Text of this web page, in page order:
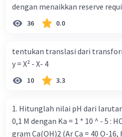
dengan menaikkan reserve
dengan menurunkan reserve
Ekspansif dengan menaikkan
ceteris paribus maka .... a.
bentuk kurva jumlah uang
dari kiri bawah ke kanan atas
uang) naik dari kiri bawah ke
meningkat di mana bentuk
(penawaran uang) naik dari kiri
36 0.0
tentukan translasi dari
y = X² - X- 4
10 3.3
1. Hitunglah nilai pH dari larutan asam
0,1 M dengan Ka = 1 * 10 ^ - 5 : HCI 0,01 M 2. Sebanyak 0,37
gram Ca(OH)2 (Ar Ca = 40 O-